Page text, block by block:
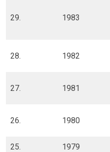
29.​ 1983
28.​ 1982
27.​ ​1981
26.​ 1980
25. 1979